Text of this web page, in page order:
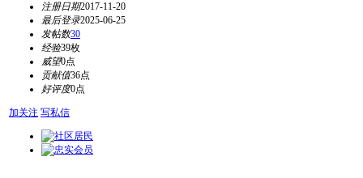
注册日期2017-11-20
最后登录2025-06-25
发帖数30
经验39枚
威望0点
贡献值36点
好评度0点
加关注 写私信